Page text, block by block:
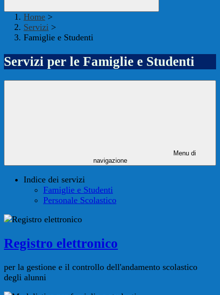
Home >
Servizi >
Famiglie e Studenti
Servizi per le Famiglie e Studenti
Menu di
navigazione
Indice dei servizi
Famiglie e Studenti
Personale Scolastico
Registro elettronico
per la gestione e il controllo dell'andamento scolastico
degli alunni